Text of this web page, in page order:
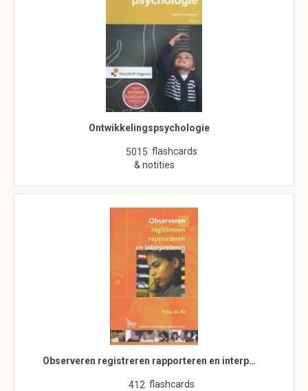
Ontwikkelingspsychologie
5015 flashcards
& notities
Observeren registreren rapporteren en interp…
412 flashcards